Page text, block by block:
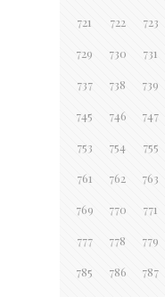
721 722 723
729 730 731
737 738 739
745 746 747
753 754 755
761 762 763
769 770 771
777 778 779
785 786 787